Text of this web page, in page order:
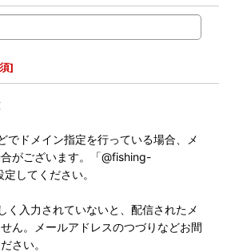
]
でドメイン指定を行っている場合、メ
がございます。「@fishing-
してください。
く入力されていないと、配信されたメ
ん。メールアドレスのつづりなどお間
さい。